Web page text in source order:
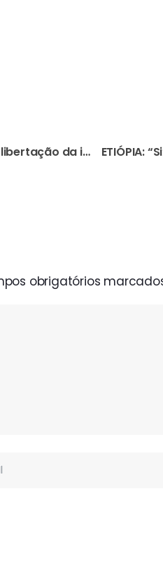
MALI: Igreja está “a rezar e a agir pela libertação da irmã Gloria”, raptada há 4 anos, diz secretário-geral da Conf. Episcopal
obrigatórios